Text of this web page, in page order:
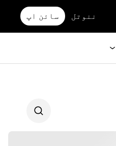
ننوتل سائن اپ